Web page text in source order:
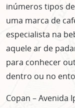
inúmeros tipos
uma marca de
especialista na
aquele ar de
para conhecer
dentro ou no
Copan – Avenida